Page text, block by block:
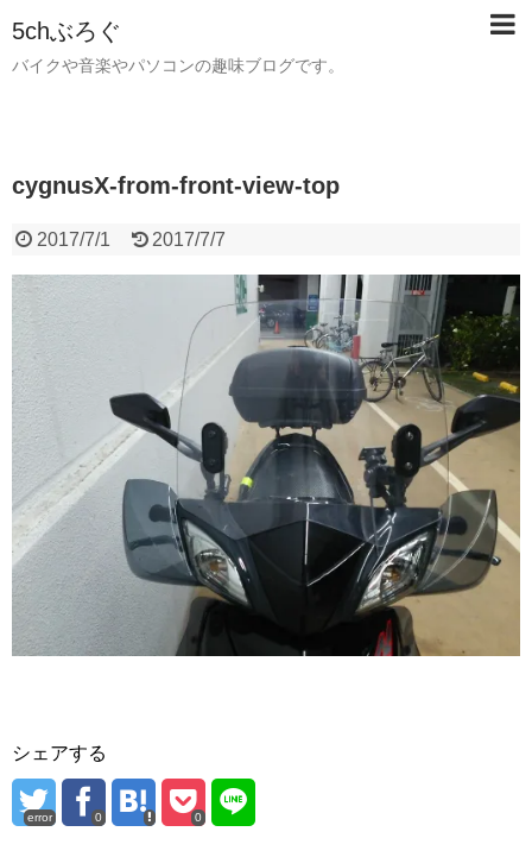
5chぶろぐ
バイクや音楽やパソコンの趣味ブログです。
cygnusX-from-front-view-top
2017/7/1 2017/7/7
シェアする
error 0 0